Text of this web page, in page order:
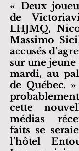
« Deux
de
LHJMQ,
Massimo
accusés
sur une jeune
mardi, au
de Québec. »
cette
médias
faits se
l’hôtel